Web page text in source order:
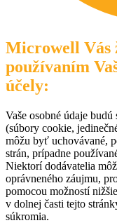
Microwell Vás
používaním
účely:
Vaše osobné údaje
(súbory cookie,
môžu byť uchovávané,
strán, prípadne
Niektorí dodávatelia
oprávneného záujmu,
pomocou možností
v dolnej časti tejto
súkromia.